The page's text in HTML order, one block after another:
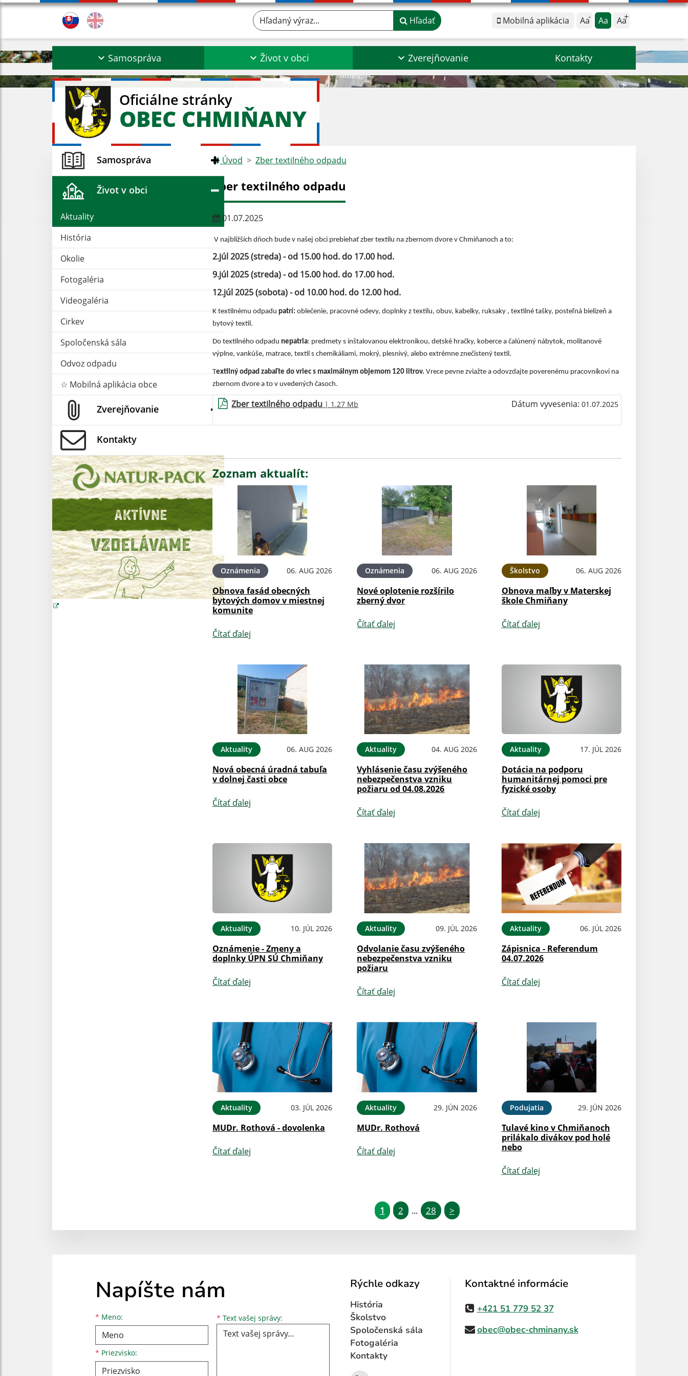
Mobilná aplikácia Aa Aa Aa
Hľadaný výraz... Hľadať
Samospráva Život v obci Zverejňovanie Kontakty
Oficiálne stránky
OBEC CHMIŇANY
Samospráva
Život v obci
Aktuality
História
Okolie
Fotogaléria
Videogaléria
Cirkev
Spoločenská sála
Odvoz odpadu
☆ Mobilná aplikácia obce
Zverejňovanie
Kontakty
Úvod Zber textilného odpadu
Zber textilného odpadu
01.07.2025
V najbližších dňoch bude v našej obci prebiehať zber textilu na zbernom dvore v Chmiňanoch a to:
2.júl 2025 (streda) - od 15.00 hod. do 17.00 hod.
9.júl 2025 (streda) - od 15.00 hod. do 17.00 hod.
12.júl 2025 (sobota) - od 10.00 hod. do 12.00 hod.
K textilnému odpadu patrí: oblečenie, pracovné odevy, doplnky z textilu, obuv, kabelky, ruksaky , textilné tašky, posteľná bielizeň a
bytový textil.
Do textilného odpadu nepatria: predmety s inštalovanou elektronikou, detské hračky, koberce a čalúnený nábytok, molitanové
výplne, vankúše, matrace, textil s chemikáliami, mokrý, plesnivý, alebo extrémne znečistený textil.
Textilný odpad zabaľte do vriec s maximálnym objemom 120 litrov. Vrece pevne zviažte a odovzdajte poverenému pracovníkovi na
zbernom dvore a to v uvedených časoch.
Zber textilného odpadu | 1.27 Mb Dátum vyvesenia: 01.07.2025
Zoznam aktualít:
Oznámenia 06. AUG 2026
Obnova fasád obecných
bytových domov v miestnej
komunite
Čítať ďalej
Oznámenia 06. AUG 2026
Nové oplotenie rozšírilo
zberný dvor
Čítať ďalej
Školstvo 06. AUG 2026
Obnova maľby v Materskej
škole Chmiňany
Čítať ďalej
Aktuality 06. AUG 2026
Nová obecná úradná tabuľa
v dolnej časti obce
Čítať ďalej
Aktuality 04. AUG 2026
Vyhlásenie času zvýšeného
nebezpečenstva vzniku
požiaru od 04.08.2026
Čítať ďalej
Aktuality 17. JÚL 2026
Dotácia na podporu
humanitárnej pomoci pre
fyzické osoby
Čítať ďalej
Aktuality 10. JÚL 2026
Oznámenie - Zmeny a
doplnky ÚPN SÚ Chmiňany
Čítať ďalej
Aktuality 09. JÚL 2026
Odvolanie času zvýšeného
nebezpečenstva vzniku
požiaru
Čítať ďalej
Aktuality 06. JÚL 2026
Zápisnica - Referendum
04.07.2026
Čítať ďalej
Aktuality 03. JÚL 2026
MUDr. Rothová - dovolenka
Čítať ďalej
Aktuality 29. JÚN 2026
MUDr. Rothová
Čítať ďalej
Podujatia 29. JÚN 2026
Tulavé kino v Chmiňanoch
prilákalo divákov pod holé
nebo
Čítať ďalej
1 2 ... 28 >
Napíšte nám
* Meno:
Meno
* Priezvisko:
Priezvisko
E-mailová adresa * Text vašej správy: Text vašej správy...
Rýchle odkazy
História
Školstvo
Spoločenská sála
Fotogaléria
Kontakty
Kontaktné informácie
+421 51 779 52 37
obec@obec-chminany.sk